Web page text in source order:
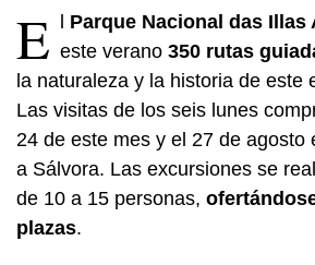
E Parque Nacional das Illas
este verano 350 rutas
la naturaleza y la historia de este
Las visitas de los seis lunes
24 de este mes y el 27 de agosto
a Sálvora. Las excursiones se
de 10 a 15 personas,
plazas.